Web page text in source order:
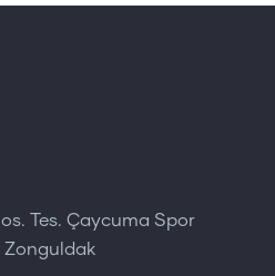
Tes. Çaycuma Spor
Zonguldak